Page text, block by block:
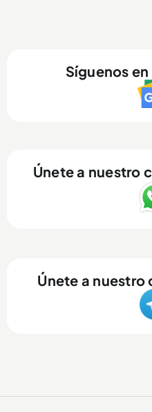
Síguenos
Únete a nuestro
Únete a nuestro